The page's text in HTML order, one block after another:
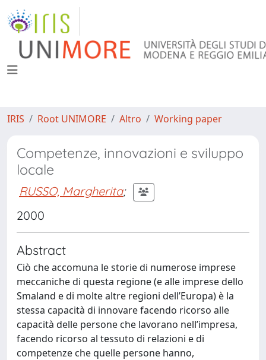
IRIS Root UNIMORE Altro Working paper
Competenze, innovazioni e sviluppo
locale
RUSSO, Margherita;
2000
Abstract
Ciò che accomuna le storie di numerose imprese
meccaniche di questa regione (e alle imprese dello
Smaland e di molte altre regioni dell’Europa) è la
stessa capacità di innovare facendo ricorso alle
capacità delle persone che lavorano nell’impresa,
facendo ricorso al tessuto di relazioni e di
competenze che quelle persone hanno,